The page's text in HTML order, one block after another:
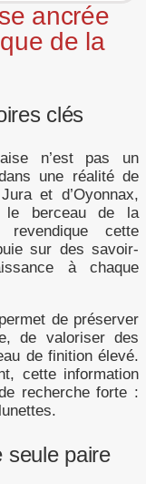
ancrée
de la
clés
n’est pas un
une réalité de
et d’Oyonnax,
le berceau de la
cette
sur des savoir-
à chaque
de préserver
de valoriser des
de finition élevé.
cette information
recherche forte :
seule paire